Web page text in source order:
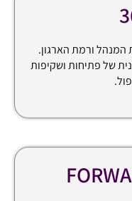
של פתיחות ושקיפות